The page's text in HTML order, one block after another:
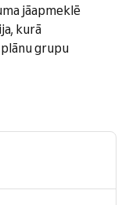
jāapmeklē
kurā
grupu